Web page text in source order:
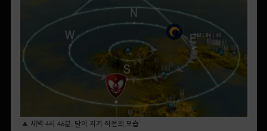
▲ 새벽 4시 46분. 달이 지기 직전의 모습